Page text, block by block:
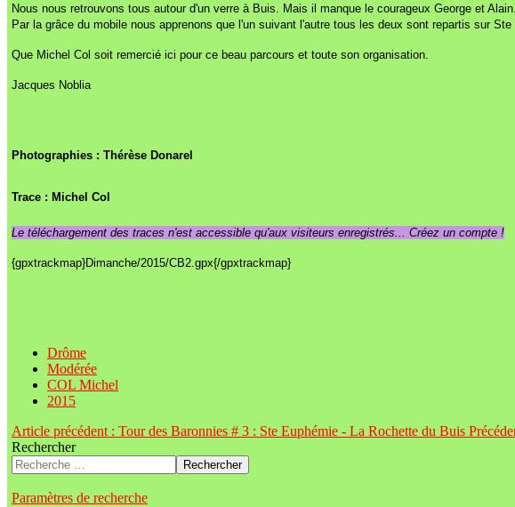
Nous nous retrouvons tous autour d'un verre à Buis. Mais il manque le courageux George et Alain.
Par la grâce du mobile nous apprenons que l'un suivant l'autre tous les deux sont repartis sur
Que Michel Col soit remercié ici pour ce beau parcours et toute son organisation.
Jacques Noblia
Photographies : Thérèse Donarel
Trace : Michel Col
Le téléchargement des traces n'est accessible qu'aux visiteurs enregistrés... Créez un compte !
{gpxtrackmap}Dimanche/2015/CB2.gpx{/gpxtrackmap}
Drôme
Modérée
COL Michel
2015
Article précédent : Tour des Baronnies # 3 : Ste Euphémie - La Rochette du Buis
Rechercher
Rechercher
Paramètres de recherche